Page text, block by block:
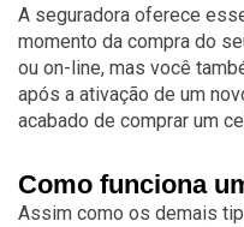
A seguradora oferece
momento da compra do
ou on-line, mas você
após a ativação de um
acabado de comprar um
Como funciona
Assim como os demais